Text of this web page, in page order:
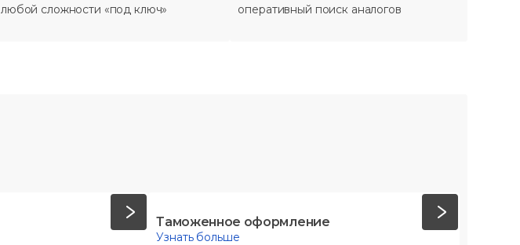
любой сложности «под ключ»
оперативный поиск аналогов
Таможенное оформление
Узнать больше